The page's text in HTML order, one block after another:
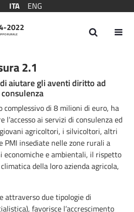
ITA
ENG
2022
RURALE
2.1
2.1
aiutare gli aventi diritto ad
complessivo di 8 milioni di euro, ha
ai servizi di consulenza ed
agricoltori, i silvicoltori, altri
insediate nelle zone rurali a
economiche e ambientali, il rispetto
della loro azienda agricola,
attraverso due tipologie di
favorisce l’accrescimento